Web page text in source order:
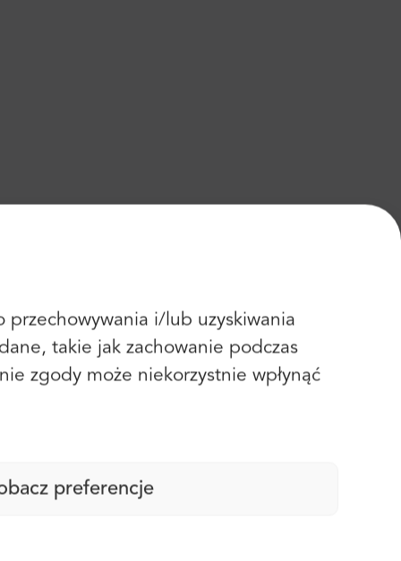
i/lub uzyskiwania
takie jak zachowanie podczas
zgody może niekorzystnie wpłynąć
preferencje